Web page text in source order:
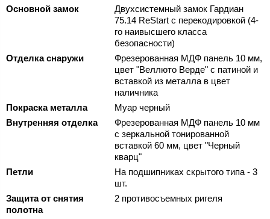
Основной замок
Двухсистемный замок Гардиан
75.14 ReStart с перекодировкой (4-
го наивысшего класса
безопасности)
Отделка снаружи
Фрезерованная МДФ панель 10 мм,
цвет "Веллюто Верде" с патиной и
вставкой из металла в цвет
наличника
Покраска металла
Муар черный
Внутренняя отделка
Фрезерованная МДФ панель 10 мм
с зеркальной тонированной
вставкой 60 мм, цвет "Черный
кварц"
Петли
На подшипниках скрытого типа - 3
шт.
Защита от снятия
полотна
2 противосъемных ригеля